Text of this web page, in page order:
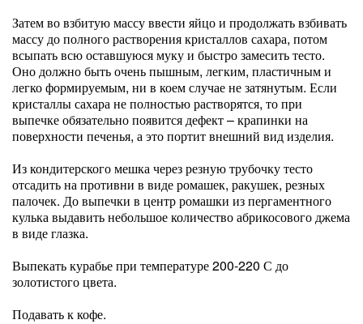
Затем во взбитую массу ввести яйцо и продолжать взбивать
массу до полного растворения кристаллов сахара, потом
всыпать всю оставшуюся муку и быстро замесить тесто.
Оно должно быть очень пышным, легким, пластичным и
легко формируемым, ни в коем случае не затянутым. Если
кристаллы сахара не полностью растворятся, то при
выпечке обязательно появится дефект – крапинки на
поверхности печенья, а это портит внешний вид изделия.
Из кондитерского мешка через резную трубочку тесто
отсадить на противни в виде ромашек, ракушек, резных
палочек. До выпечки в центр ромашки из пергаментного
кулька выдавить небольшое количество абрикосового джема
в виде глазка.
Выпекать курабье при температуре 200-220 С до
золотистого цвета.
Подавать к кофе.